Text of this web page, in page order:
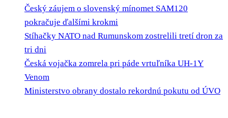
Český záujem o slovenský mínomet SAM120
pokračuje ďalšími krokmi
Stíhačky NATO nad Rumunskom zostrelili tretí dron za
tri dni
Česká vojačka zomrela pri páde vrtuľníka UH-1Y
Venom
Ministerstvo obrany dostalo rekordnú pokutu od ÚVO